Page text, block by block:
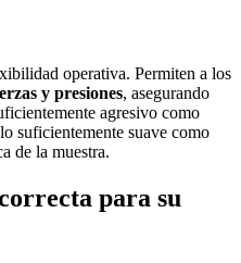
operativa. Permiten a los
y presiones, asegurando
agresivo como
suficientemente suave como
de la muestra.
para su